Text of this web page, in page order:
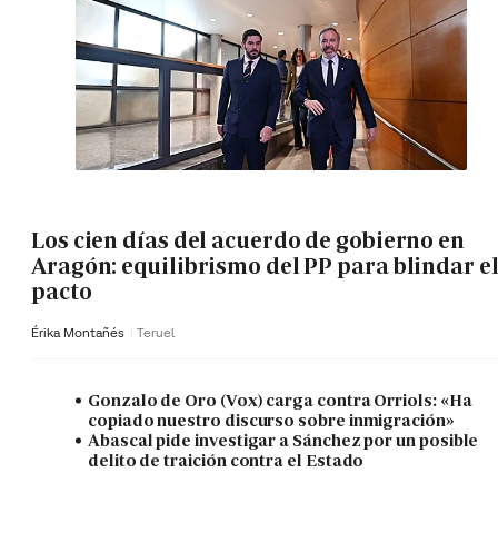
Los cien días del acuerdo de gobierno en
Aragón: equilibrismo del PP para blindar el
pacto
Érika Montañés Teruel
Gonzalo de Oro (Vox) carga contra Orriols: «Ha
copiado nuestro discurso sobre inmigración»
Abascal pide investigar a Sánchez por un posible
delito de traición contra el Estado